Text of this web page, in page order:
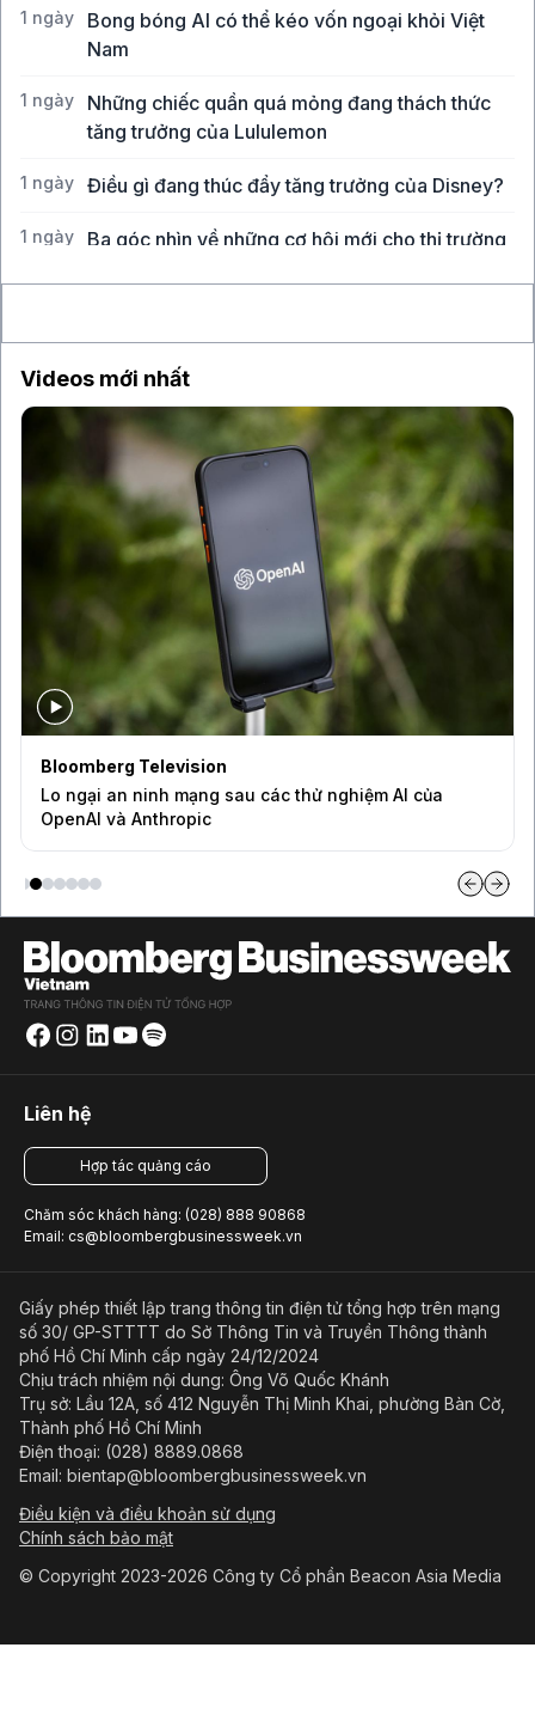
1 ngày
Bong bóng AI có thể kéo vốn ngoại khỏi Việt
Nam
1 ngày
Những chiếc quần quá mỏng đang thách thức
tăng trưởng của Lululemon
1 ngày Điều gì đang thúc đẩy tăng trưởng của Disney?
1 ngày
Ba góc nhìn về những cơ hội mới cho thị trường
Videos mới nhất
Bloomberg Television
Lo ngại an ninh mạng sau các thử nghiệm AI của
OpenAI và Anthropic
Liên hệ
Hợp tác quảng cáo
Chăm sóc khách hàng: (028) 888 90868
Email: cs@bloombergbusinessweek.vn
Giấy phép thiết lập trang thông tin điện tử tổng hợp trên mạng
số 30/ GP-STTTT do Sở Thông Tin và Truyền Thông thành
phố Hồ Chí Minh cấp ngày 24/12/2024
Chịu trách nhiệm nội dung: Ông Võ Quốc Khánh
Trụ sở: Lầu 12A, số 412 Nguyễn Thị Minh Khai, phường Bàn Cờ,
Thành phố Hồ Chí Minh
Điện thoại: (028) 8889.0868
Email: bientap@bloombergbusinessweek.vn
Điều kiện và điều khoản sử dụng
Chính sách bảo mật
© Copyright 2023-2026 Công ty Cổ phần Beacon Asia Media